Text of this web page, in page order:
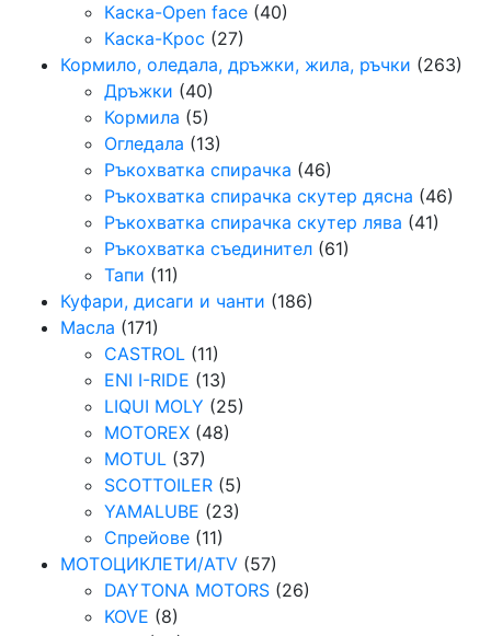
Каска-Open face (40)
Каска-Крос (27)
Кормило, оледала, дръжки, жила, ръчки (263)
Дръжки (40)
Кормила (5)
Огледала (13)
Ръкохватка спирачка (46)
Ръкохватка спирачка скутер дясна (46)
Ръкохватка спирачка скутер лява (41)
Ръкохватка съединител (61)
Тапи (11)
Куфари, дисаги и чанти (186)
Масла (171)
CASTROL (11)
ENI I-RIDE (13)
LIQUI MOLY (25)
MOTOREX (48)
MOTUL (37)
SCOTTOILER (5)
YAMALUBE (23)
Спрейове (11)
МОТОЦИКЛЕТИ/ATV (57)
DAYTONA MOTORS (26)
KOVE (8)